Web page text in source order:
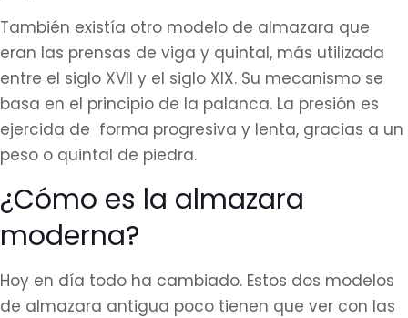
También existía otro modelo de almazara que
eran las prensas de viga y quintal, más utilizada
entre el siglo XVII y el siglo XIX. Su mecanismo se
basa en el principio de la palanca. La presión es
ejercida de forma progresiva y lenta, gracias a un
peso o quintal de piedra.
¿Cómo es la almazara
moderna?
Hoy en día todo ha cambiado. Estos dos modelos
de almazara antigua poco tienen que ver con las